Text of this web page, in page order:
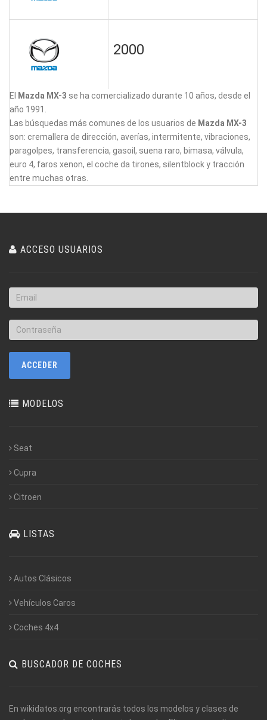
2000
El Mazda MX-3 se ha comercializado durante 10 años, desde el
año 1991.
Las búsquedas más comunes de los usuarios de Mazda MX-3
son: cremallera de dirección, averías, intermitente, vibraciones,
paragolpes, transferencia, gasoil, suena raro, bimasa, válvula,
euro 4, faros xenon, el coche da tirones, silentblock y tracción
entre muchas otras.
ACCESO USUARIOS
MODELOS
Seat
Cupra
Citroen
LISTAS
Autos Clásicos
Vehículos Caros
Coches 4x4
BUSCADOR DE COCHES
En wikidatos.org encontrarás todos los modelos y clases de